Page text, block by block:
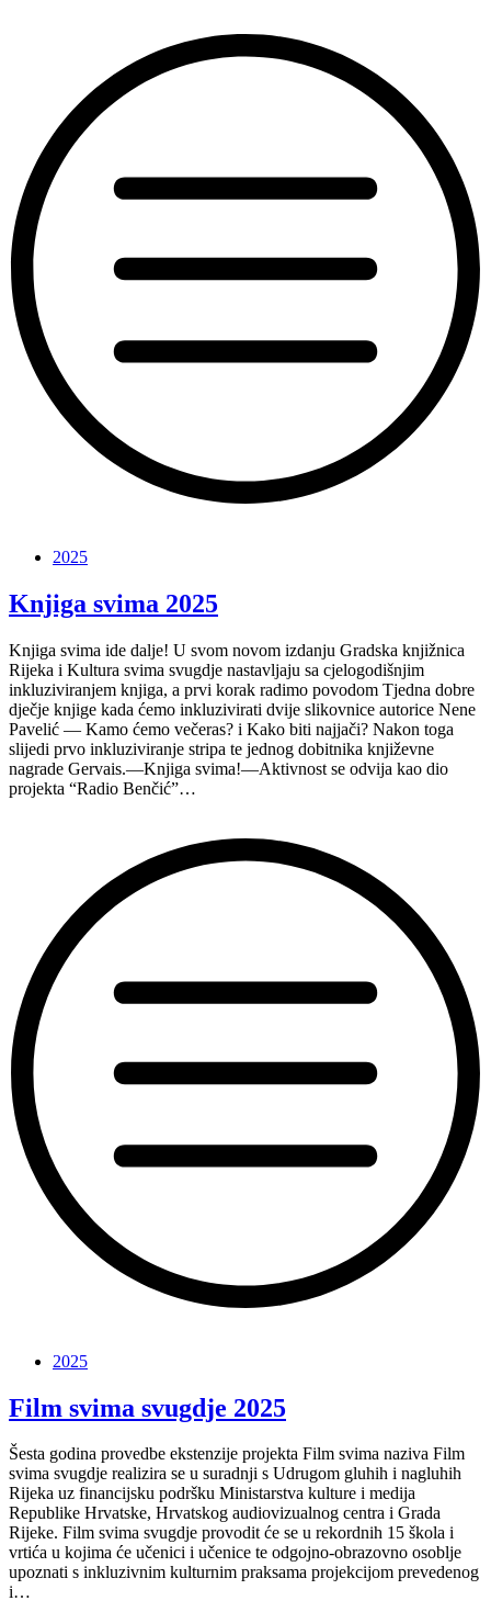
2.0”
2025
Knjiga svima 2025
Knjiga svima ide dalje! U svom novom izdanju Gradska knjižnica
Rijeka i Kultura svima svugdje nastavljaju sa cjelogodišnjim
inkluziviranjem knjiga, a prvi korak radimo povodom Tjedna dobre
dječje knjige kada ćemo inkluzivirati dvije slikovnice autorice Nene
Pavelić — Kamo ćemo večeras? i Kako biti najjači? Nakon toga
slijedi prvo inkluziviranje stripa te jednog dobitnika književne
nagrade Gervais.—Knjiga svima!—Aktivnost se odvija kao dio
projekta “Radio Benčić”…
2025”
2025
Film svima svugdje 2025
Šesta godina provedbe ekstenzije projekta Film svima naziva Film
svima svugdje realizira se u suradnji s Udrugom gluhih i nagluhih
Rijeka uz financijsku podršku Ministarstva kulture i medija
Republike Hrvatske, Hrvatskog audiovizualnog centra i Grada
Rijeke. Film svima svugdje provodit će se u rekordnih 15 škola i
vrtića u kojima će učenici i učenice te odgojno-obrazovno osoblje
upoznati s inkluzivnim kulturnim praksama projekcijom prevedenog
i…